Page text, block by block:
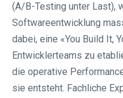
(A/B-Testing unter Last),
Softwareentwicklung
dabei, eine «You Build It,
Entwicklerteams zu
die operative
sie entsteht. Fachliche